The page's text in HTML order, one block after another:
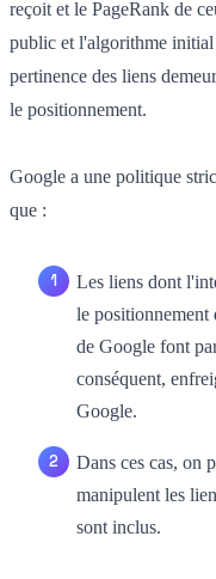
reçoit et le PageRank de
public et l'algorithme
pertinence des liens
le positionnement.
Google a une politique
que :
Les liens dont
le positionnement
de Google font
conséquent,
Google.
Dans ces cas, on
manipulent les
sont inclus.